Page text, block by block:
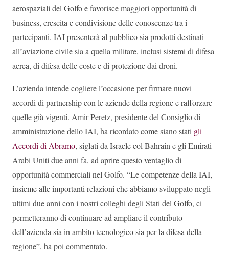
aerospaziali del Golfo e favorisce maggiori opportunità di
business, crescita e condivisione delle conoscenze tra i
partecipanti. IAI presenterà al pubblico sia prodotti destinati
all’aviazione civile sia a quella militare, inclusi sistemi di difesa
aerea, di difesa delle coste e di protezione dai droni.
L’azienda intende cogliere l’occasione per firmare nuovi
accordi di partnership con le aziende della regione e rafforzare
quelle già vigenti. Amir Peretz, presidente del Consiglio di
amministrazione dello IAI, ha ricordato come siano stati gli
Accordi di Abramo, siglati da Israele col Bahrain e gli Emirati
Arabi Uniti due anni fa, ad aprire questo ventaglio di
opportunità commerciali nel Golfo. “Le competenze della IAI,
insieme alle importanti relazioni che abbiamo sviluppato negli
ultimi due anni con i nostri colleghi degli Stati del Golfo, ci
permetteranno di continuare ad ampliare il contributo
dell’azienda sia in ambito tecnologico sia per la difesa della
regione”, ha poi commentato.